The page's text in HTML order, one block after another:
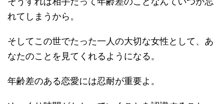
れてしまうから。
そしてこの世でたった一人の大切な女性として、あ
なたのことを見てくれるようになる。
年齢差のある恋愛には忍耐が重要よ。